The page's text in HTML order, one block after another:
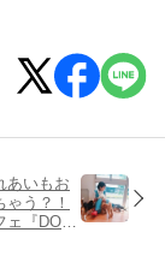
あいもお
う？！
『DOG